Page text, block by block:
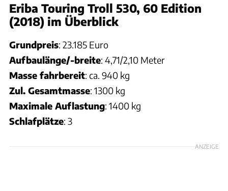
Eriba Touring Troll 530, 60 Edition
(2018) im Überblick
Grundpreis: 23.185 Euro
Aufbaulänge/-breite: 4,71/2,10 Meter
Masse fahrbereit: ca. 940 kg
Zul. Gesamtmasse: 1300 kg
Maximale Auflastung: 1400 kg
Schlafplätze: 3
ANZEIGE